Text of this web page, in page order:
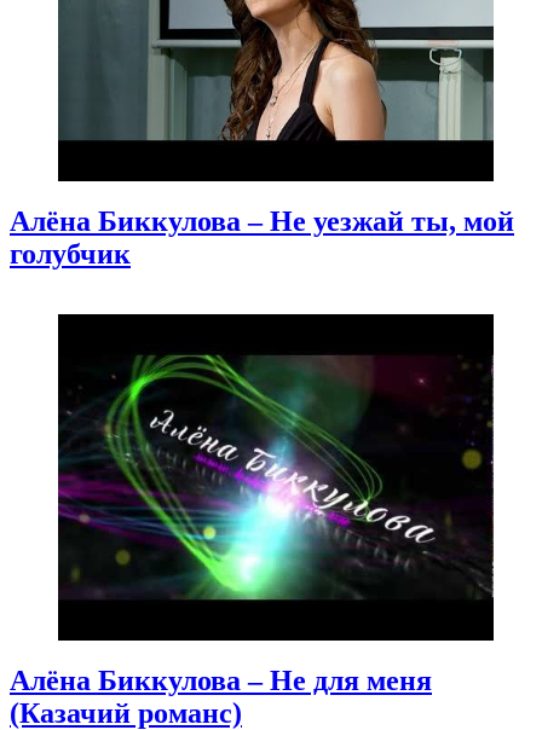
Алёна Биккулова – Не уезжай ты, мой
голубчик
Алёна Биккулова – Не для меня
(Казачий романс)